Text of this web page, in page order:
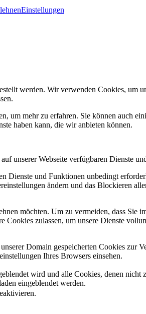
Einstellungen
werden. Wir verwenden Cookies, um
um mehr zu erfahren. Sie können auch
haben kann, die wir anbieten können.
unserer Webseite verfügbaren Dienste
Dienste und Funktionen unbedingt
ändern und das Blockieren
möchten. Um zu vermeiden, dass
Cookies zulassen, um unsere Dienste
Domain gespeicherten Cookies
Ihres Browsers einsehen.
wird und alle Cookies, denen
eingeblendet werden.